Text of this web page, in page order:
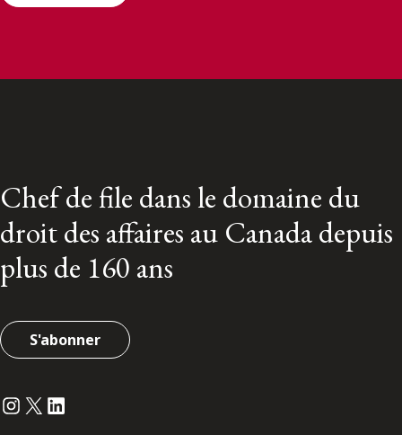
Chef de file dans le domaine du
droit des affaires au Canada depuis
plus de 160 ans
S'abonner
Instagram
Twitter
LinkedIn